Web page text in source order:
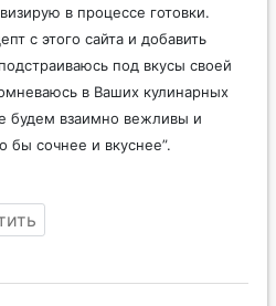
в процессе готовки.
с этого сайта и добавить
под вкусы своей
в Ваших кулинарных
будем взаимно вежливы и
бы сочнее и вкуснее”.